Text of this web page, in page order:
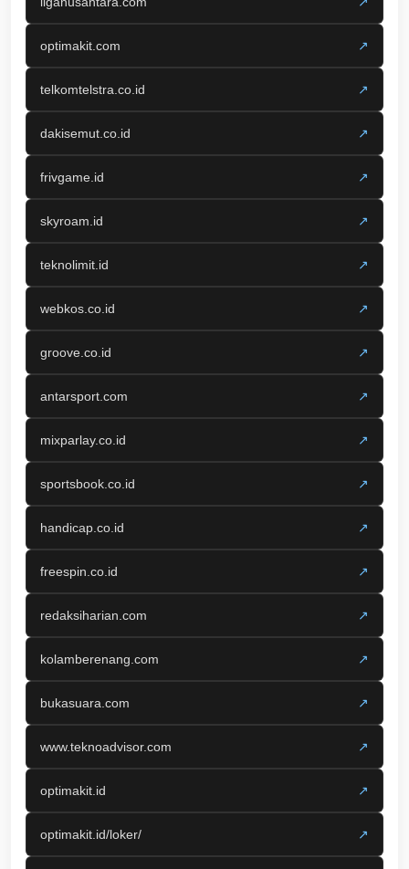
optimakit.com ↗
telkomtelstra.co.id ↗
dakisemut.co.id ↗
frivgame.id ↗
skyroam.id ↗
teknolimit.id ↗
webkos.co.id ↗
groove.co.id ↗
antarsport.com ↗
mixparlay.co.id ↗
sportsbook.co.id ↗
handicap.co.id ↗
freespin.co.id ↗
redaksiharian.com ↗
kolamberenang.com ↗
bukasuara.com ↗
www.teknoadvisor.com ↗
optimakit.id ↗
optimakit.id/loker/ ↗